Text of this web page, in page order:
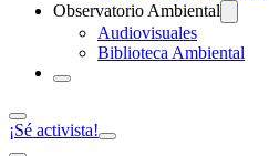
Observatorio Ambiental
Audiovisuales
Biblioteca Ambiental
¡Sé activista!